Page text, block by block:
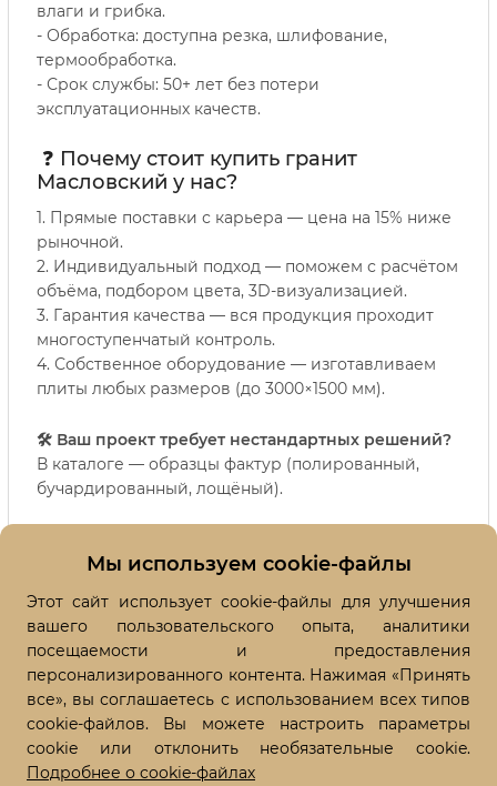
влаги и грибка.
- Обработка: доступна резка, шлифование,
термообработка.
- Срок службы: 50+ лет без потери
эксплуатационных качеств.
❓ Почему стоит купить гранит
Масловский у нас?
1. Прямые поставки с карьера — цена на 15% ниже
рыночной.
2. Индивидуальный подход — поможем с расчётом
объёма, подбором цвета, 3D-визуализацией.
3. Гарантия качества — вся продукция проходит
многоступенчатый контроль.
4. Собственное оборудование — изготавливаем
плиты любых размеров (до 3000×1500 мм).
🛠️ Ваш проект требует нестандартных решений?
В каталоге — образцы фактур (полированный,
бучардированный, лощёный).
Оставьте заявку сегодня — получите
часа!
📞 Звоните! Поможем выбрать гранит
Масловский, который подчеркнёт статус вашего
объекта и прослужит века.
Мы используем cookie-файлы
Этот сайт использует cookie-файлы для улучшения
вашего пользовательского опыта, аналитики
посещаемости и предоставления
персонализированного контента. Нажимая «Принять
все», вы соглашаетесь с использованием всех типов
cookie-файлов. Вы можете настроить параметры
cookie или отклонить необязательные cookie.
Подробнее о cookie-файлах